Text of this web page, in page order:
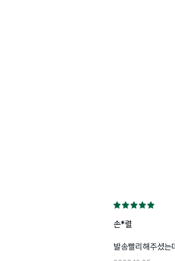
손*렬
발송빨리해주셨